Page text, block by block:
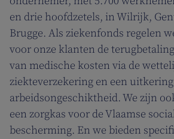
en drie hoofdzetels, in Wilrijk,
Brugge. Als ziekenfonds regelen
voor onze klanten de terugbetaling
van medische kosten via de
ziekteverzekering en een
arbeidsongeschiktheid. We zijn
een zorgkas voor de Vlaamse
bescherming. En we bieden